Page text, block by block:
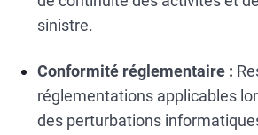
sinistre.
Conformité réglementaire :
réglementations applicables
des perturbations